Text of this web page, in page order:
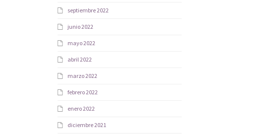
septiembre 2022
junio 2022
mayo 2022
abril 2022
marzo 2022
febrero 2022
enero 2022
diciembre 2021